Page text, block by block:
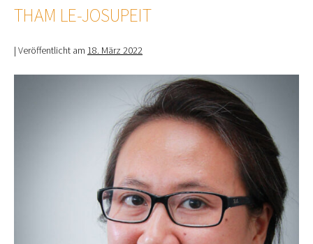
THAM LE-JOSUPEIT
| Veröffentlicht am 18. März 2022